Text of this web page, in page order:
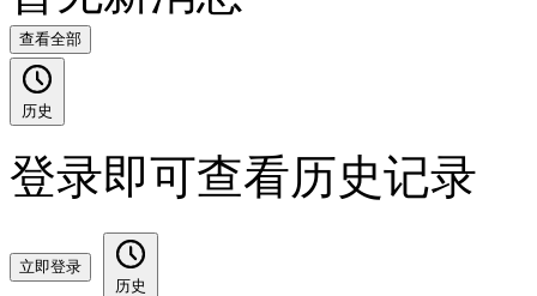
查看全部
历史
登录即可查看历史记录
立即登录
历史